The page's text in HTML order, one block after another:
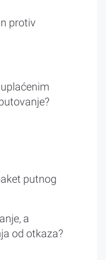
protiv
putnog
a
od otkaza?